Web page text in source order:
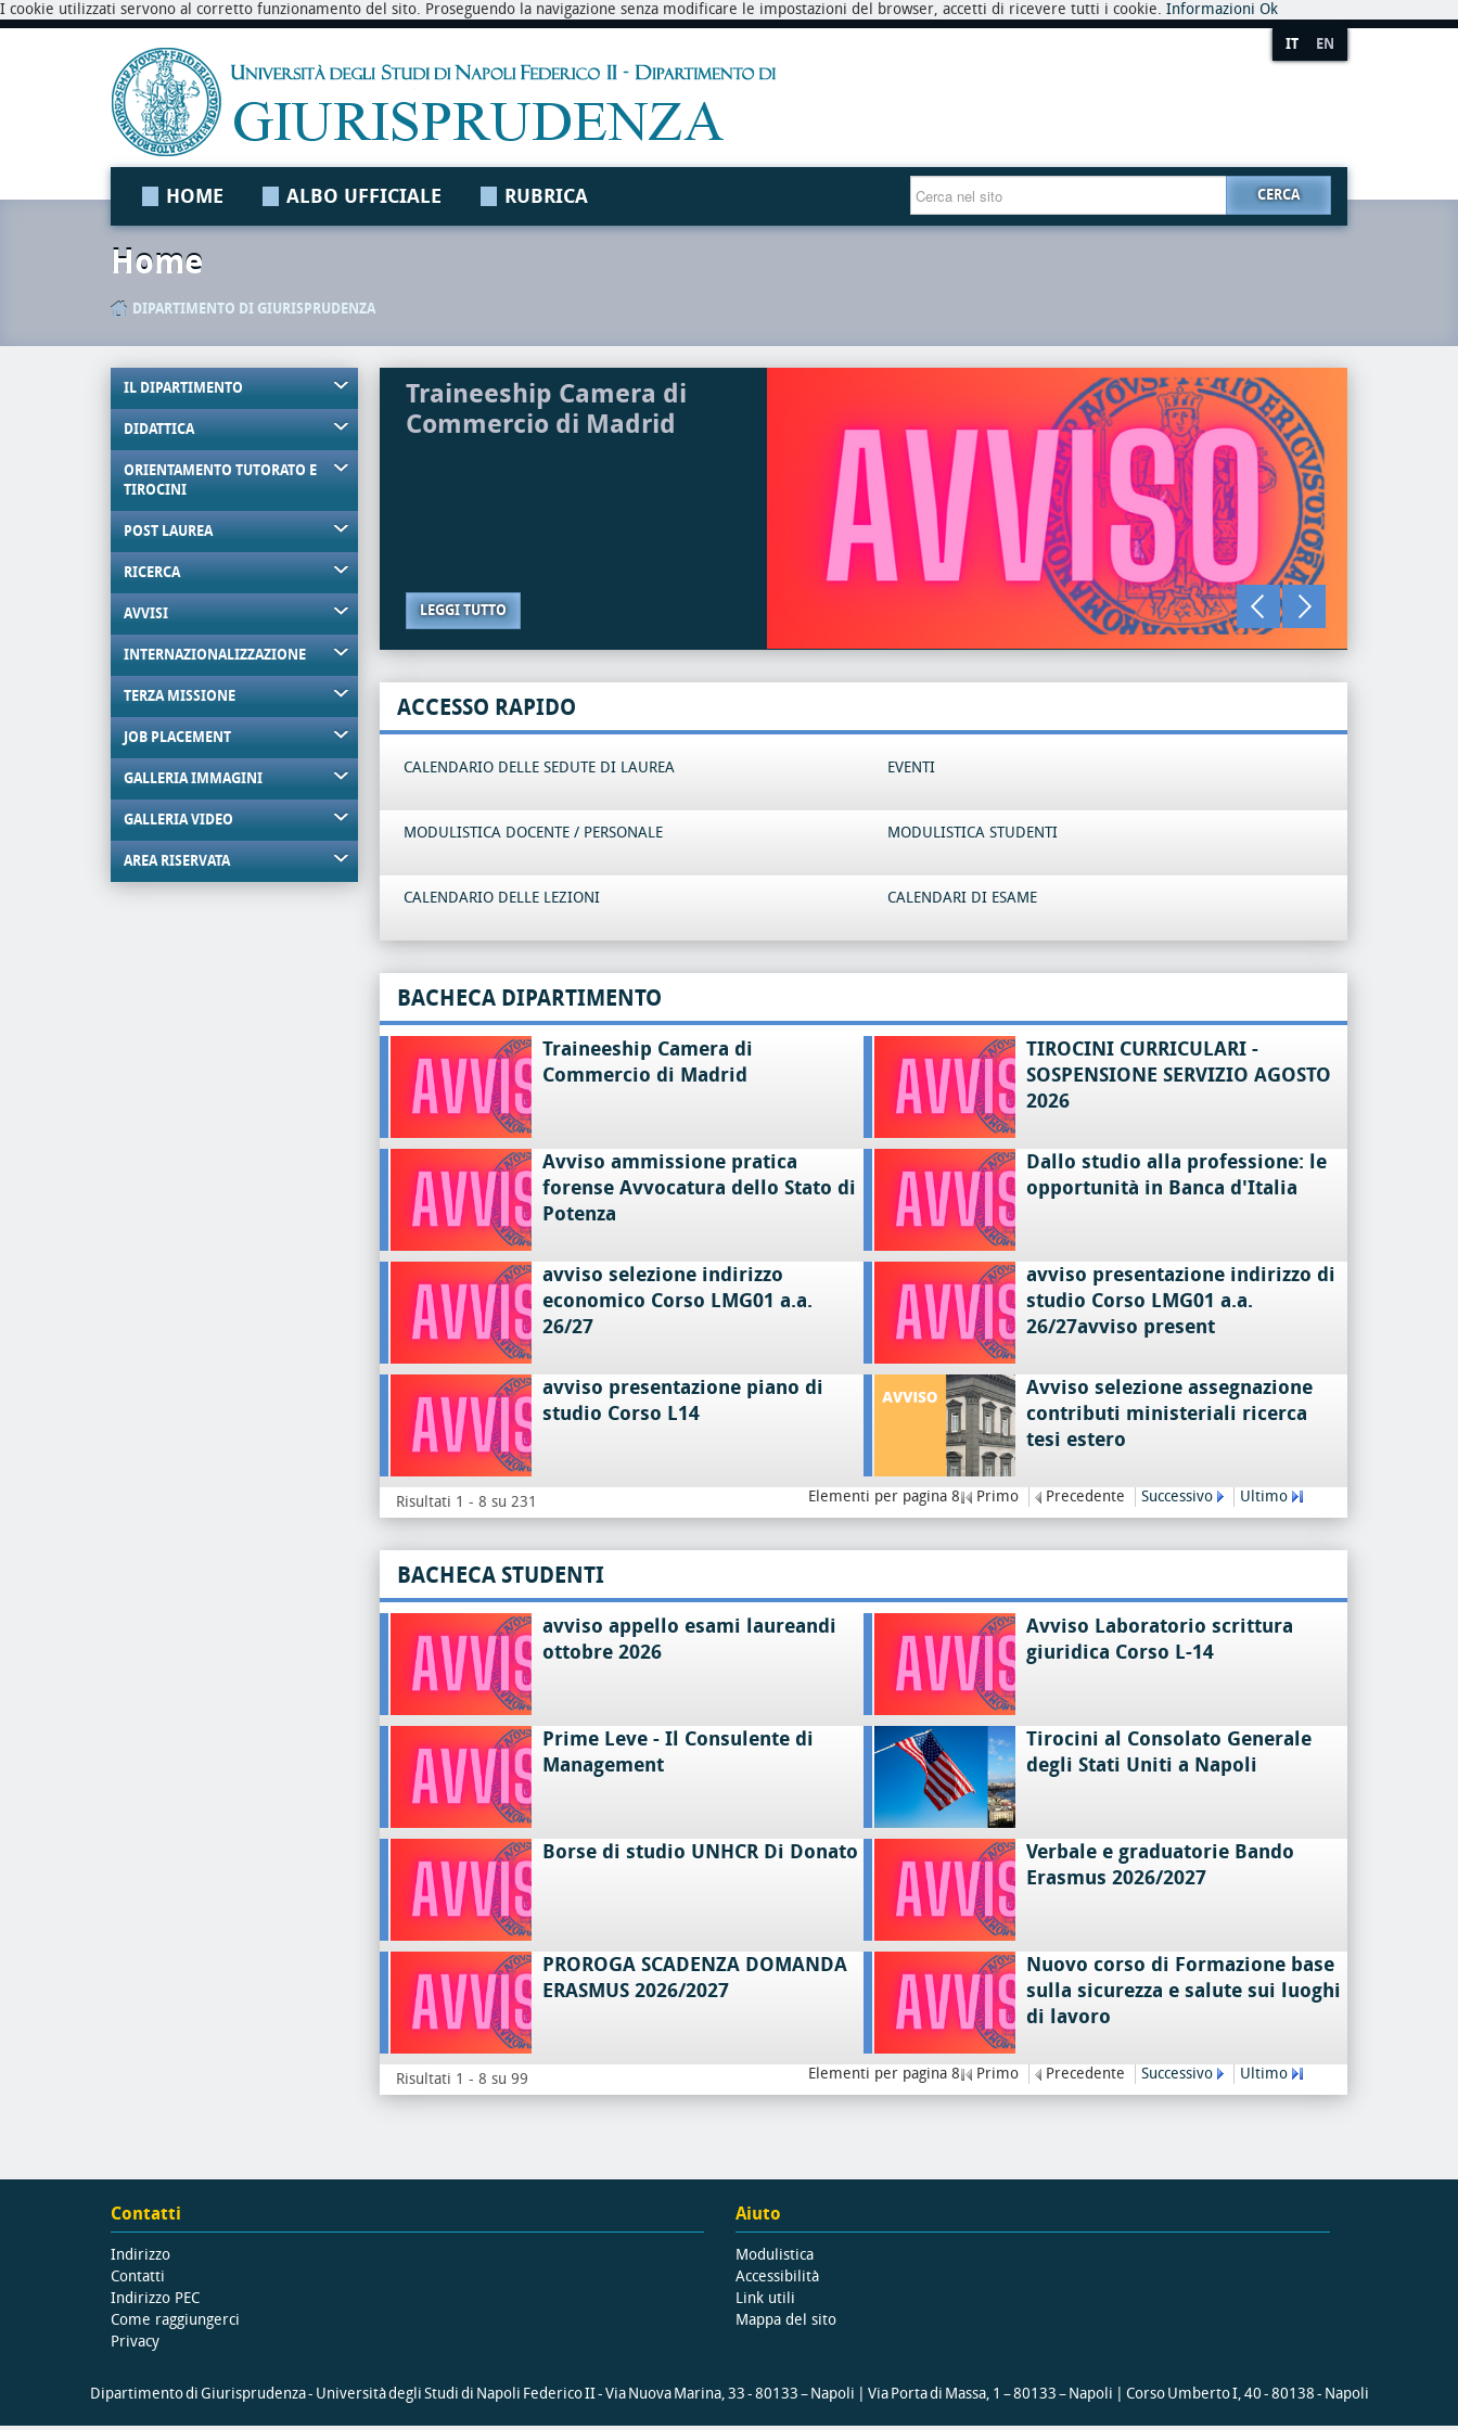
I cookie utilizzati servono al corretto funzionamento del sito. Proseguendo la navigazione senza modificare le impostazioni del browser, accetti di ricevere tutti i cookie. Informazioni Ok
IT EN
HOME ALBO UFFICIALE RUBRICA CERCA
Home
DIPARTIMENTO DI GIURISPRUDENZA
IL DIPARTIMENTO
DIDATTICA
ORIENTAMENTO TUTORATO E
TIROCINI
POST LAUREA
RICERCA
AVVISI
INTERNAZIONALIZZAZIONE
TERZA MISSIONE
JOB PLACEMENT
GALLERIA IMMAGINI
GALLERIA VIDEO
AREA RISERVATA
Traineeship Camera di
Commercio di Madrid
LEGGI TUTTO
ACCESSO RAPIDO
CALENDARIO DELLE SEDUTE DI LAUREA EVENTI
MODULISTICA DOCENTE / PERSONALE MODULISTICA STUDENTI
CALENDARIO DELLE LEZIONI CALENDARI DI ESAME
BACHECA DIPARTIMENTO
Traineeship Camera di
Commercio di Madrid
TIROCINI CURRICULARI -
SOSPENSIONE SERVIZIO AGOSTO
2026
Avviso ammissione pratica
forense Avvocatura dello Stato di
Potenza
Dallo studio alla professione: le
opportunità in Banca d'Italia
avviso selezione indirizzo
economico Corso LMG01 a.a.
26/27
avviso presentazione indirizzo di
studio Corso LMG01 a.a.
26/27avviso present
avviso presentazione piano di
studio Corso L14
Avviso selezione assegnazione
contributi ministeriali ricerca
tesi estero
Risultati 1 - 8 su 231 Elementi per pagina 8 Primo Precedente Successivo Ultimo
BACHECA STUDENTI
avviso appello esami laureandi
ottobre 2026
Avviso Laboratorio scrittura
giuridica Corso L-14
Prime Leve - Il Consulente di
Management
Tirocini al Consolato Generale
degli Stati Uniti a Napoli
Borse di studio UNHCR Di Donato
Verbale e graduatorie Bando
Erasmus 2026/2027
PROROGA SCADENZA DOMANDA
ERASMUS 2026/2027
Nuovo corso di Formazione base
sulla sicurezza e salute sui luoghi
di lavoro
Risultati 1 - 8 su 99 Elementi per pagina 8 Primo Precedente Successivo Ultimo
Contatti
Indirizzo
Contatti
Indirizzo PEC
Come raggiungerci
Privacy
Aiuto
Modulistica
Accessibilità
Link utili
Mappa del sito
Dipartimento di Giurisprudenza - Università degli Studi di Napoli Federico II - Via Nuova Marina, 33 - 80133 – Napoli | Via Porta di Massa, 1 – 80133 – Napoli | Corso Umberto I, 40 - 80138 - Napoli